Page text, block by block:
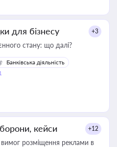
для бізнесу +3
стану: що далі?
Банківська діяльність
кейси +12
розміщення реклами в